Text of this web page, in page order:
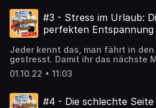
acast.com/privacy for more
#3 - Stress im Urlaub:
perfekten
Jeder kennt das, man fährt in
gestresst. Damit ihr das nächste
könnt, geben wir euch ein paar
Reiseko(p)ffer. Hosted on Acast.
01.10.22 • 11:03
#4 - Die schlechte